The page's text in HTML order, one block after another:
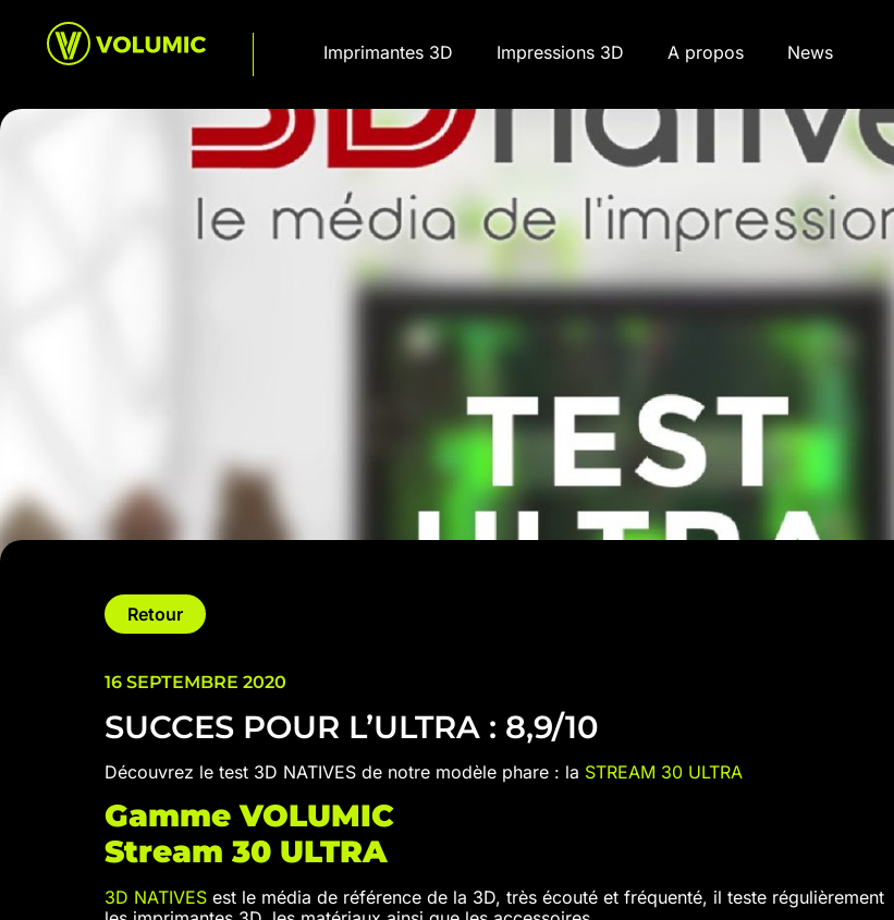
Imprimantes 3D Impressions 3D A propos News
Retour
16 SEPTEMBRE 2020
SUCCES POUR L’ULTRA : 8,9/10
Découvrez le test 3D NATIVES de notre modèle phare : la STREAM 30 ULTRA
Gamme VOLUMIC
Stream 30 ULTRA
3D NATIVES est le média de référence de la 3D, très écouté et fréquenté, il teste régulièrement